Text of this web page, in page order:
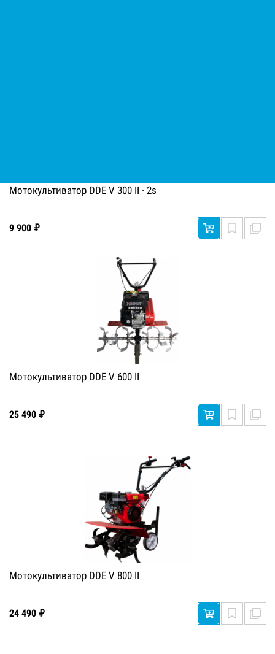
Мотокультиватор DDE V 300 II - 2s
9 900 ₽
Мотокультиватор DDE V 600 II
25 490 ₽
Мотокультиватор DDE V 800 II
24 490 ₽